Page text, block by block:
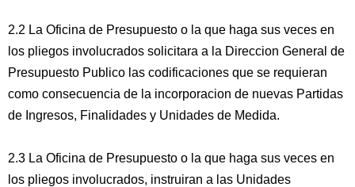
2.2 La Oficina de Presupuesto o la que haga sus veces en
los pliegos involucrados solicitara a la Direccion General de
Presupuesto Publico las codificaciones que se requieran
como consecuencia de la incorporacion de nuevas Partidas
de Ingresos, Finalidades y Unidades de Medida.
2.3 La Oficina de Presupuesto o la que haga sus veces en
los pliegos involucrados, instruiran a las Unidades